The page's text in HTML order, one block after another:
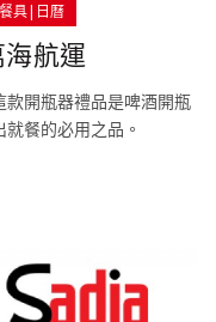
具|日曆
航運
開瓶器禮品是啤酒開瓶
餐的必用之品。